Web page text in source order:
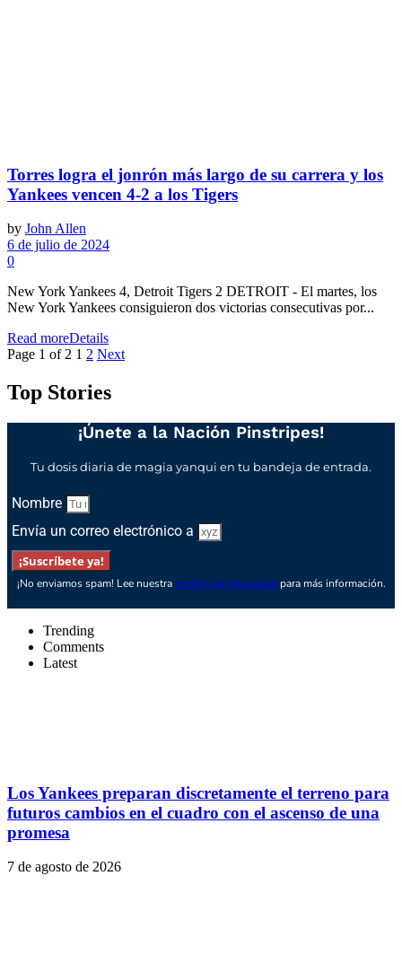
Torres logra el jonrón más largo de su carrera y los
Yankees vencen 4-2 a los Tigers
by John Allen
6 de julio de 2024
0
New York Yankees 4, Detroit Tigers 2 DETROIT - El martes, los
New York Yankees consiguieron dos victorias consecutivas por...
Read moreDetails
Page 1 of 2 1 2 Next
Top Stories
¡Únete a la Nación Pinstripes!
Tu dosis diaria de magia yanqui en tu bandeja de entrada.
Nombre
Envía un correo electrónico a
¡Suscríbete ya!
¡No enviamos spam! Lee nuestra política de privacidad para más información.
Trending
Comments
Latest
Los Yankees preparan discretamente el terreno para
futuros cambios en el cuadro con el ascenso de una
promesa
7 de agosto de 2026